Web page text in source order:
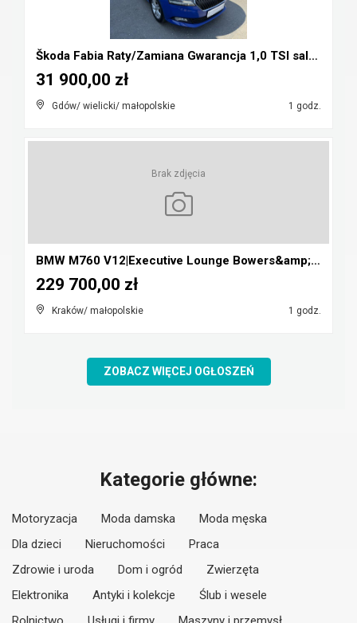
Škoda Fabia Raty/Zamiana Gwarancja 1,0 TSI salon P...
Gdów/ wielicki/ małopolskie 1 godz.
31 900,00 zł
Brak zdjęcia
BMW M760 V12|Executive Lounge Bowers&amp;Wilkins|L...
Kraków/ małopolskie 1 godz.
229 700,00 zł
ZOBACZ WIĘCEJ OGŁOSZEŃ
Kategorie główne:
Motoryzacja Moda damska
Moda męska
Dla dzieci
Nieruchomości
Praca
Zdrowie i uroda
Dom i ogród
Zwierzęta
Elektronika
Antyki i kolekcje
Ślub i wesele